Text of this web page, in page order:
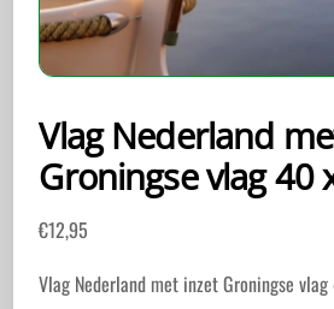
Vlag Nederland
Groningse vlag 40
€12,95
Vlag Nederland met inzet Groningse